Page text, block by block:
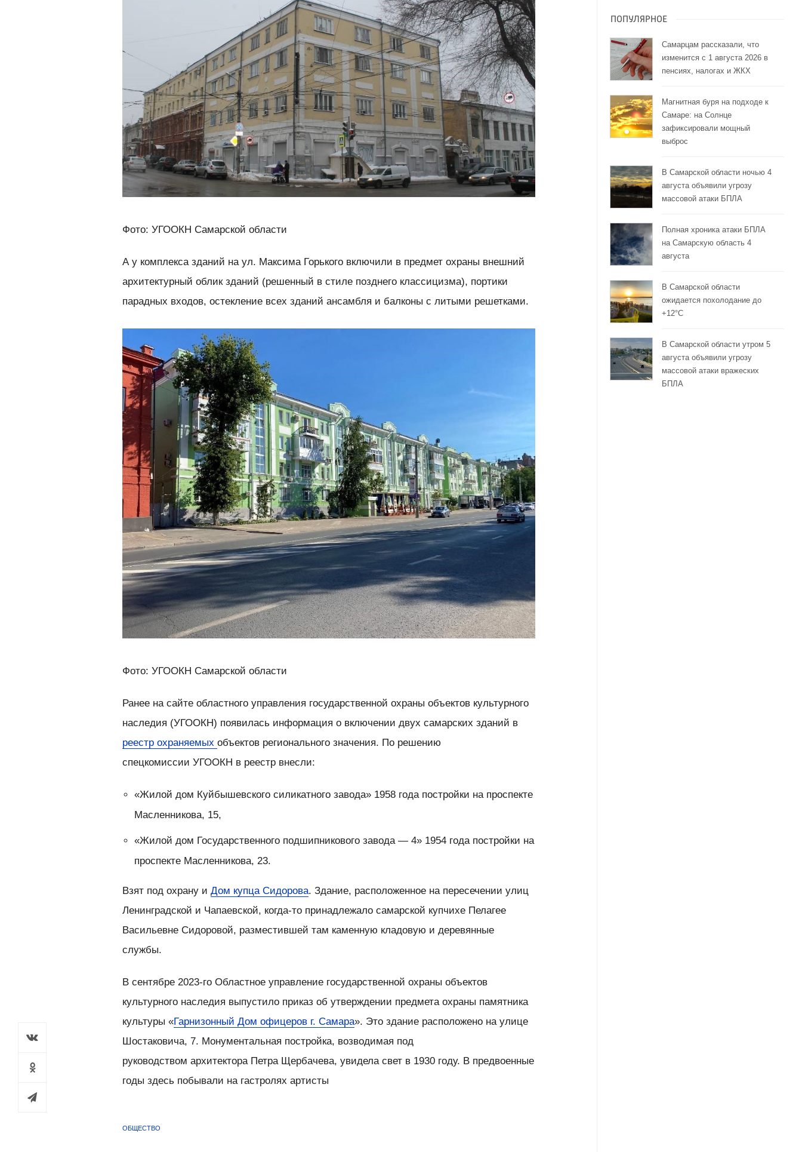
Фото: УГООКН Самарской области
А у комплекса зданий на ул. Максима Горького включили в предмет охраны внешний
архитектурный облик зданий (решенный в стиле позднего классицизма), портики
парадных входов, остекление всех зданий ансамбля и балконы с литыми решетками.
Фото: УГООКН Самарской области
Ранее на сайте областного управления государственной охраны объектов культурного
наследия (УГООКН) появилась информация о включении двух самарских зданий в
реестр охраняемыхобъектов регионального значения. По решению
спецкомиссии УГООКН в реестр внесли:
«Жилой дом Куйбышевского силикатного завода» 1958 года постройки на проспекте
Масленникова, 15,
«Жилой дом Государственного подшипникового завода — 4» 1954 года постройки на
проспекте Масленникова, 23.
Взят под охрану иДом купца Сидорова. Здание, расположенное на пересечении улиц
Ленинградской и Чапаевской, когда-то принадлежало самарской купчихе Пелагее
Васильевне Сидоровой, разместившей там каменную кладовую и деревянные
службы.
В сентябре 2023-го Областное управление государственной охраны объектов
культурного наследия выпустило приказ об утверждении предмета охраны памятника
культуры «Гарнизонный Дом офицеров г. Самара». Это здание расположено на улице
Шостаковича, 7. Монументальная постройка, возводимая под
руководством архитектора Петра Щербачева, увидела свет в 1930 году. В предвоенные
годы здесь побывали на гастролях артисты
ОБЩЕСТВО
ПОПУЛЯРНОЕ
Самарцам рассказали, что
изменится с 1 августа 2026 в
пенсиях, налогах и ЖКХ
Магнитная буря на подходе к
Самаре: на Солнце
зафиксировали мощный
выброс
В Самарской области ночью 4
августа объявили угрозу
массовой атаки БПЛА
Полная хроника атаки БПЛА
на Самарскую область 4
августа
В Самарской области
ожидается похолодание до
+12°C
В Самарской области утром 5
августа объявили угрозу
массовой атаки вражеских
БПЛА